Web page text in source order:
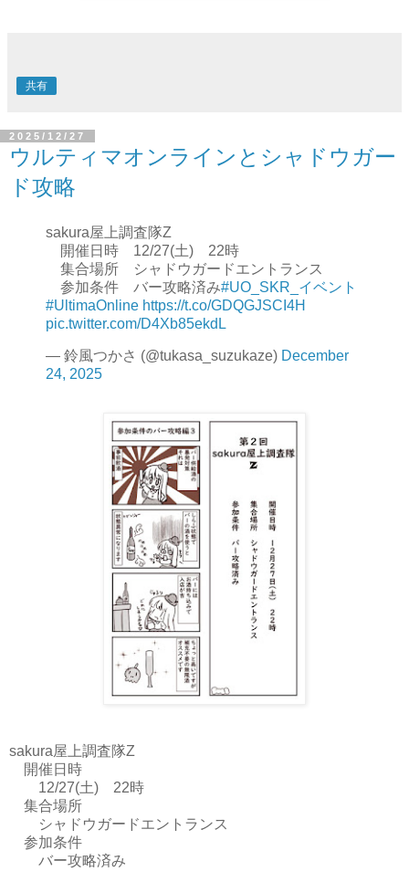
共有
2025/12/27
ウルティマオンラインとシャドウガー
ド攻略
sakura屋上調査隊Z
開催日時 12/27(土) 22時
集合場所 シャドウガードエントランス
参加条件 バー攻略済み#UO_SKR_イベント
#UltimaOnline https://t.co/GDQGJSCI4H
pic.twitter.com/D4Xb85ekdL
— 鈴風つかさ (@tukasa_suzukaze) December
24, 2025
sakura屋上調査隊Z
開催日時
12/27(土) 22時
集合場所
シャドウガードエントランス
参加条件
バー攻略済み